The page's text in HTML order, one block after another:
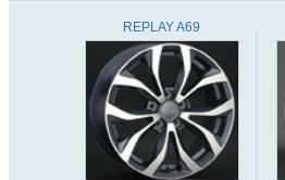
REPLAY A69